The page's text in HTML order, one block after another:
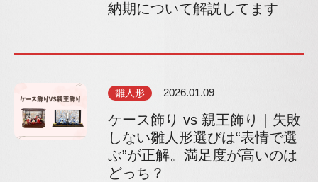
納期について解説してます
雛人形 2026.01.09
ケース飾り vs 親王飾り｜失敗
しない雛人形選びは“表情で選
ぶ”が正解。満足度が高いのは
どっち？